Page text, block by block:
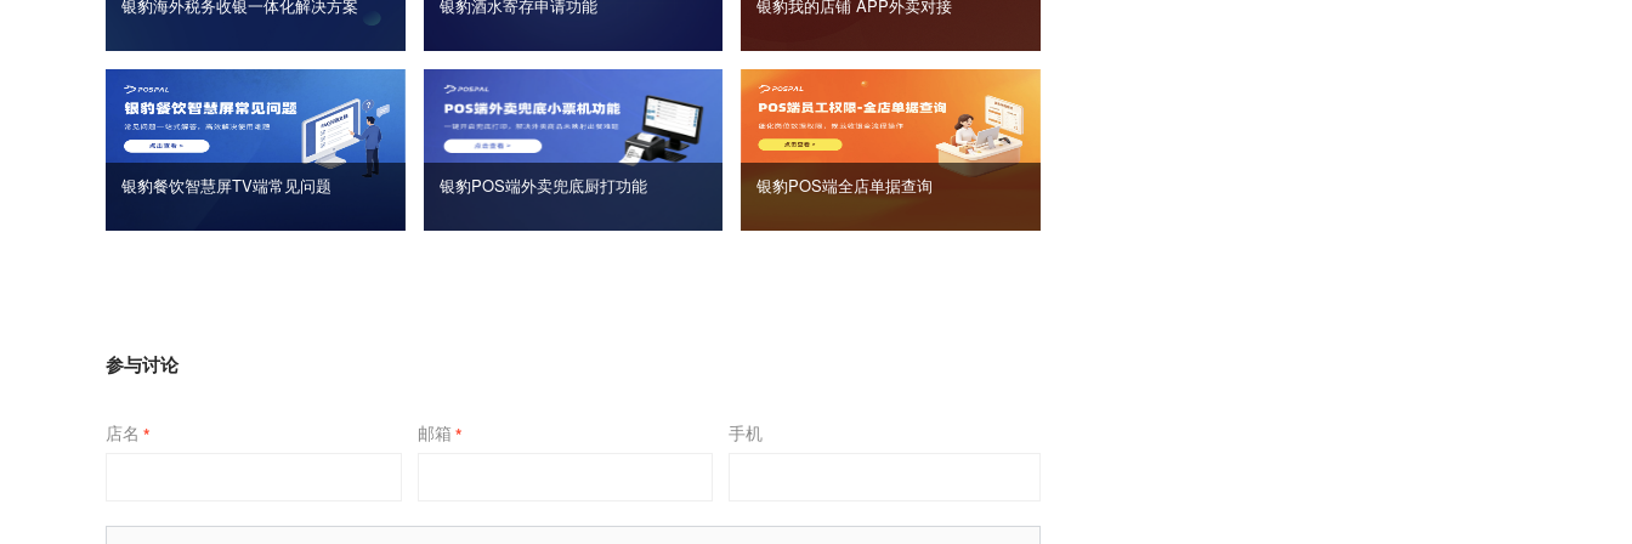
银豹海外税务收银一体化解决方案 银豹酒水寄存申请功能 银豹我的店铺 APP外卖对接
银豹餐饮智慧屏TV端常见问题 银豹POS端外卖兜底厨打功能 银豹POS端全店单据查询
参与讨论
店名 * 邮箱 * 手机